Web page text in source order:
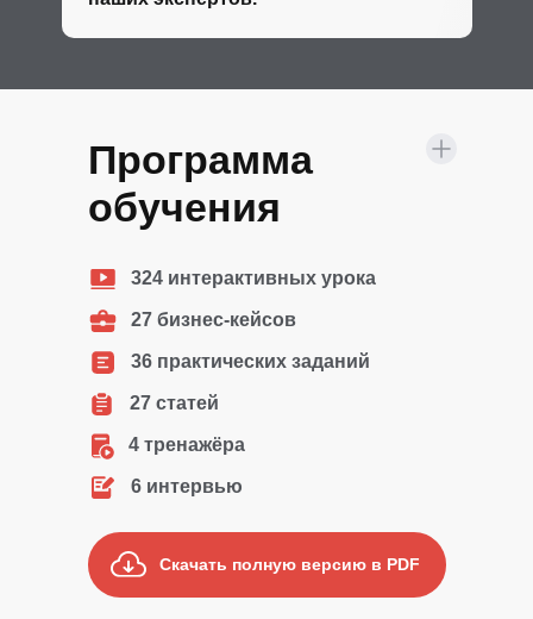
Программа
обучения
36 практических заданий
27 статей
27 бизнес-кейсов
324 интерактивных урока
Скачать полную версию в PDF
4 тренажёра
6 интервью